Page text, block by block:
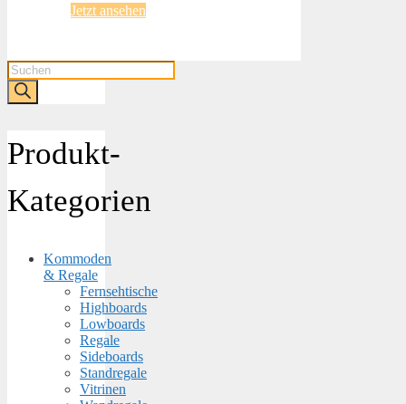
Jetzt ansehen
Products
search
Produkt-
Kategorien
Kommoden
& Regale
Fernsehtische
Highboards
Lowboards
Regale
Sideboards
Standregale
Vitrinen